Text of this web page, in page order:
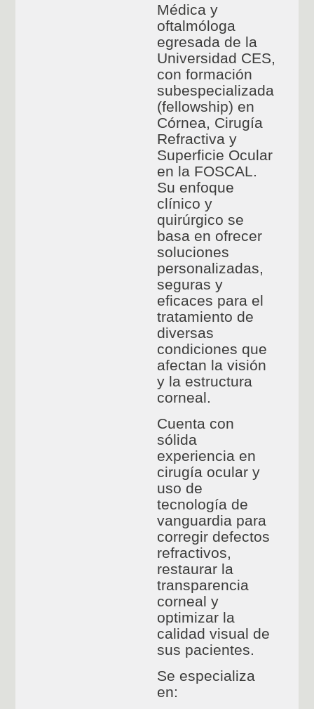
Médica y
oftalmóloga
egresada de la
Universidad CES,
con formación
subespecializada
(fellowship) en
Córnea, Cirugía
Refractiva y
Superficie Ocular
en la FOSCAL.
Su enfoque
clínico y
quirúrgico se
basa en ofrecer
soluciones
personalizadas,
seguras y
eficaces para el
tratamiento de
diversas
condiciones que
afectan la visión
y la estructura
corneal.
Cuenta con
sólida
experiencia en
cirugía ocular y
uso de
tecnología de
vanguardia para
corregir defectos
refractivos,
restaurar la
transparencia
corneal y
optimizar la
calidad visual de
sus pacientes.
Se especializa
en: